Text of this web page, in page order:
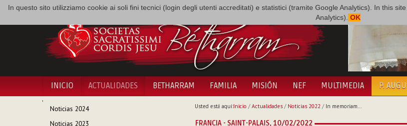
In questo sito utilizziamo cookie ai soli fini tecnici (login degli utenti accreditati) e statistici (tramite Google Analytics). In this
Analytics). OK
INICIO ACTUALIDADES BETHARRAM FAMILIA MISIÓN NEF MULTIMEDIA P.
NAVEGACIÓN
Noticias 2024
Noticias 2023
Usted está aquí:Inicio / Actualidades/ Noticias 2022 / In memoriam…
FRANCIA - SAINT-PALAIS, 10/02/2022